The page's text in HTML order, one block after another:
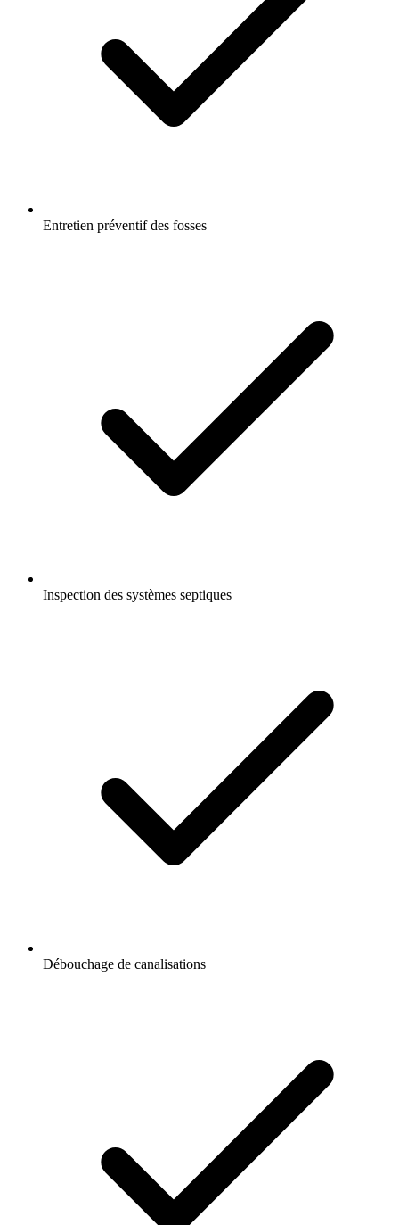
Entretien préventif des fosses
Inspection des systèmes septiques
Débouchage de canalisations